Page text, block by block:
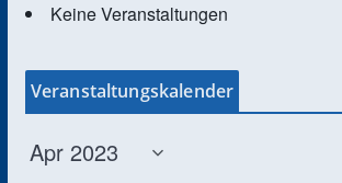
Keine Veranstaltungen
Veranstaltungskalender